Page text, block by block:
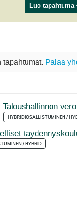
Luo tapahtuma
Palaa
Taloushallinnon
HYBRIDIOSALLISTUMINEN /
/ HYBRID